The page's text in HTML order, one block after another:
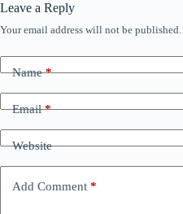
Leave a Reply
Your email address will not be published.
Name*
Email*
Website
Add Comment *